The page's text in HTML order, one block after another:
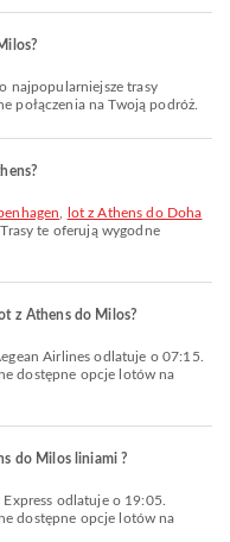
najpopularniejsze trasy
połączenia na Twoją podróż.
lot z Athens do Doha
te oferują wygodne
z Athens do Milos?
dostępne opcje lotów na
do Milos liniami ?
dostępne opcje lotów na